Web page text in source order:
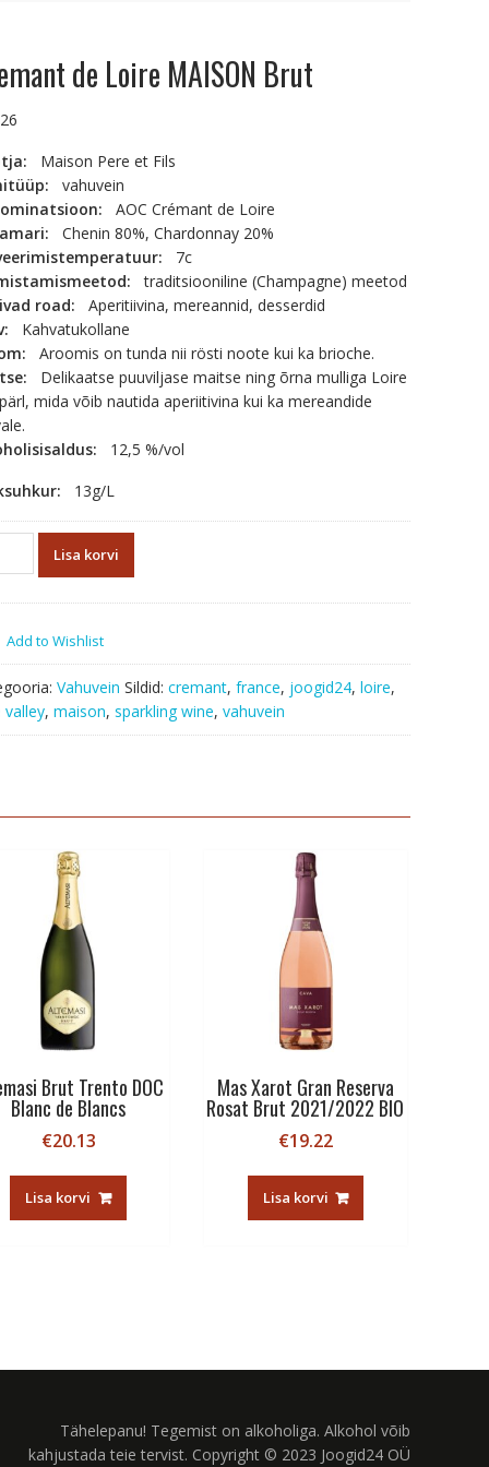
de Loire MAISON Brut
Maison Pere et Fils
vahuvein
AOC Crémant de Loire
Chenin 80%, Chardonnay 20%
7c
traditsiooniline (Champagne) meetod
road: Aperitiivina, mereannid, desserdid
Kahvatukollane
Aroomis on tunda nii rösti noote kui ka brioche.
Delikaatse puuviljase maitse ning õrna mulliga Loire
mida võib nautida aperiitivina kui ka mereandide
12,5 %/vol
13g/L
Lisa korvi
Add to Wishlist
Vahuvein Sildid: cremant, france, joogid24, loire,
valley, maison, sparkling wine, vahuvein
Brut Trento DOC
Blanc de Blancs
€20.13
Lisa korvi
Mas Xarot Gran Reserva
Rosat Brut 2021/2022 BIO
€19.22
Lisa korvi
Tähelepanu! Tegemist on alkoholiga. Alkohol võib
kahjustada teie tervist. Copyright © 2023 Joogid24 OÜ